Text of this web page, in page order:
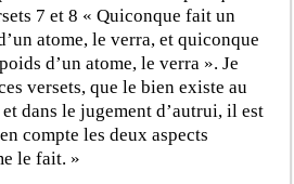
7 et 8 « Quiconque fait un
atome, le verra, et quiconque
d’un atome, le verra ». Je
versets, que le bien existe au
dans le jugement d’autrui, il est
compte les deux aspects
le fait. »